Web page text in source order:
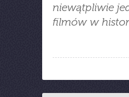
niewątpliwie
filmów w